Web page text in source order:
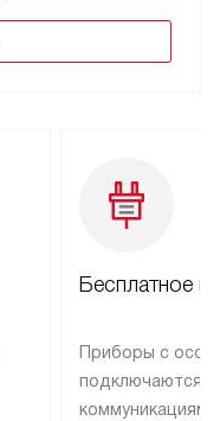
Бесплатное
Приборы с
подключаются к
коммуникациям